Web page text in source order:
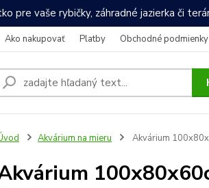
pre vaše rybičky, záhradné jazierka či
Ako nakupovať Platby Obchodné podmienky
Akvárium na mieru Akvárium